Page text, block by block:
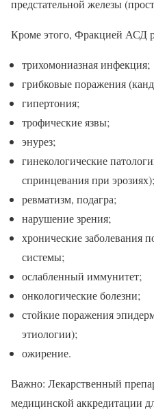
предстательной железы
Кроме этого, Фракцией АСД
трихомониазная инфекция;
грибковые поражения
гипертония;
трофические язвы;
энурез;
гинекологические
спринцевания при эрозиях);
ревматизм, подагра;
нарушение зрения;
хронические заболевания
системы;
ослабленный иммунитет;
онкологические болезни;
стойкие поражения
этиологии);
ожирение.
Важно: Лекарственный
медицинской аккредитации